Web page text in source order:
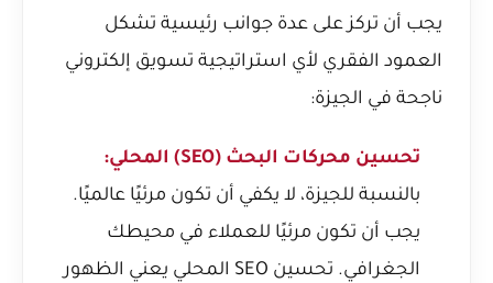
يجب أن تركز على عدة جوانب رئيسية تشكل
العمود الفقري لأي استراتيجية تسويق إلكتروني
ناجحة في الجيزة:
تحسين محركات البحث (SEO) المحلي:
بالنسبة للجيزة، لا يكفي أن تكون مرئيًا عالميًا.
يجب أن تكون مرئيًا للعملاء في محيطك
الجغرافي. تحسين SEO المحلي يعني الظهور